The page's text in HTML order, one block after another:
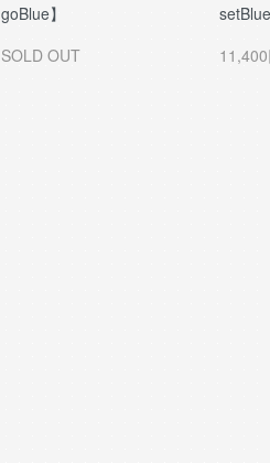
goBlue】
SOLD OUT
setBlue